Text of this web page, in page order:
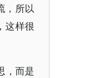
，所以
这样很
，而是